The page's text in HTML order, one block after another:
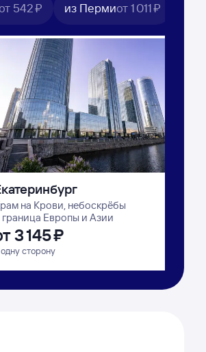
542 ⁠₽ из Пермиот1 ⁠011 ⁠₽
на Крови, небоскрёбы
граница Европы и Азии
3 ⁠145 ⁠₽
сторону